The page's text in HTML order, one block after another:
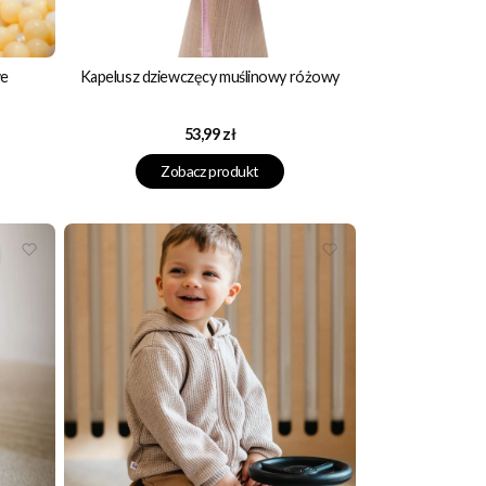
Kapelusz dziewczęcy muślinowy różowy
Cena
53,99 zł
Zobacz produkt